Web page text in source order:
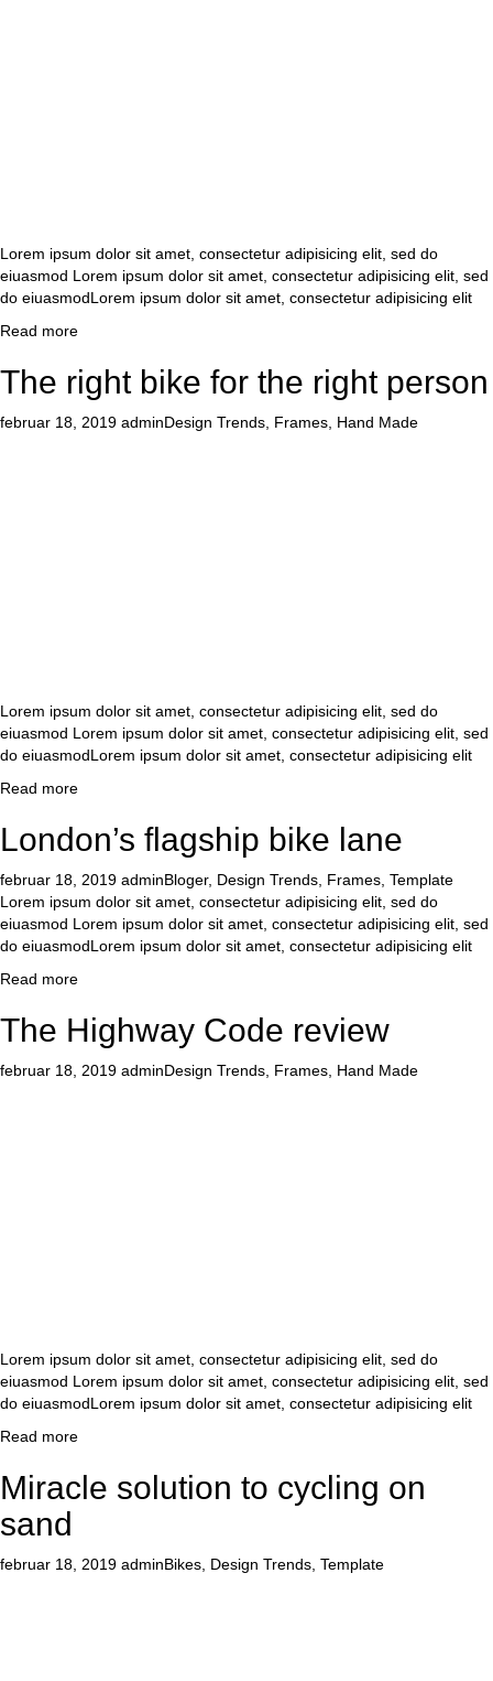
Lorem ipsum dolor sit amet, consectetur adipisicing elit, sed do
eiuasmod Lorem ipsum dolor sit amet, consectetur adipisicing elit, sed
do eiuasmodLorem ipsum dolor sit amet, consectetur adipisicing elit
Read more
The right bike for the right person
februar 18, 2019 adminDesign Trends Frames Hand Made
Lorem ipsum dolor sit amet, consectetur adipisicing elit, sed do
eiuasmod Lorem ipsum dolor sit amet, consectetur adipisicing elit, sed
do eiuasmodLorem ipsum dolor sit amet, consectetur adipisicing elit
Read more
London’s flagship bike lane
februar 18, 2019 adminBloger, Design Trends, Frames, Template
Lorem ipsum dolor sit amet, consectetur adipisicing elit, sed do
eiuasmod Lorem ipsum dolor sit amet, consectetur adipisicing elit, sed
do eiuasmodLorem ipsum dolor sit amet, consectetur adipisicing elit
Read more
The Highway Code review
februar 18, 2019 adminDesign Trends, Frames, Hand Made
Lorem ipsum dolor sit amet, consectetur adipisicing elit, sed do
eiuasmod Lorem ipsum dolor sit amet, consectetur adipisicing elit, sed
do eiuasmodLorem ipsum dolor sit amet, consectetur adipisicing elit
Read more
Miracle solution to cycling on
sand
februar 18, 2019 adminBikes, Design Trends, Template